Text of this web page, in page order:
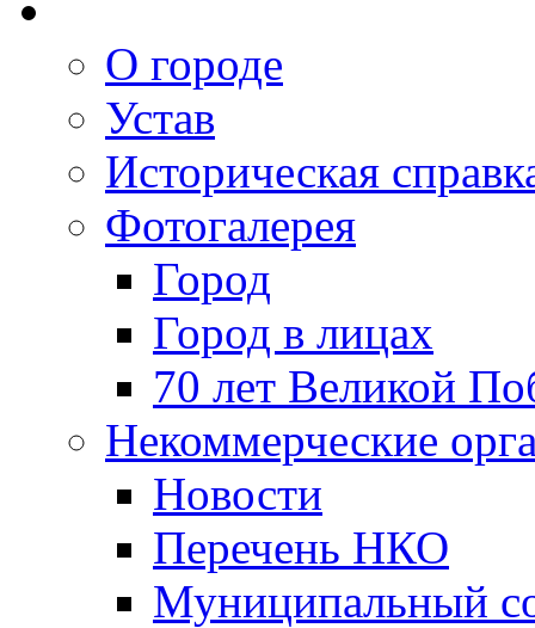
О городе
Устав
Историческая
Фотогалерея
Город
Город в лицах
70 лет Великой
Некоммерческие
Новости
Перечень НКО
Муниципальный